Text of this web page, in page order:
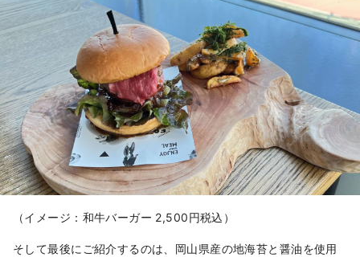
（イメージ：和牛バーガー 2,500円税込）
そして最後にご紹介するのは、岡山県産の地海苔と醤油を使用